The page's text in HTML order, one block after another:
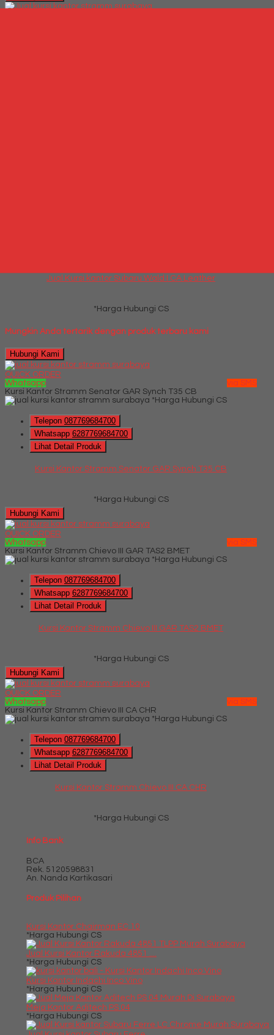
Jual Kursi kantor Subaru Wald I CA Leather
*Harga Hubungi CS
Mungkin Anda tertarik dengan produk terbaru kami
Hubungi Kami
QUICK ORDER
Whatsapp
via SMS
Kursi Kantor Stramm Senator GAR Synch T35 CB
*Harga Hubungi CS
Telepon 087769684700
Whatsapp 6287769684700
Lihat Detail Produk
Kursi Kantor Stramm Senator GAR Synch T35 CB
*Harga Hubungi CS
Hubungi Kami
QUICK ORDER
Whatsapp
via SMS
Kursi Kantor Stramm Chievo III GAR TAS2 BMET
*Harga Hubungi CS
Telepon 087769684700
Whatsapp 6287769684700
Lihat Detail Produk
Kursi Kantor Stramm Chievo III GAR TAS2 BMET
*Harga Hubungi CS
Hubungi Kami
QUICK ORDER
Whatsapp
via SMS
Kursi Kantor Stramm Chievo III CA CHR
*Harga Hubungi CS
Telepon 087769684700
Whatsapp 6287769684700
Lihat Detail Produk
Kursi Kantor Stramm Chievo III CA CHR
*Harga Hubungi CS
Info Bank
BCA
Rek. 5120598831
An. Nanda Kartikasari
Produk Pilihan
Kursi Kantor Chairman EC 10
*Harga Hubungi CS
Jual Kursi Kantor Rakuda 4851 ....
*Harga Hubungi CS
Kursi Kantor Indachi Inco Vino
*Harga Hubungi CS
Meja Kantor Aditech PS 04
*Harga Hubungi CS